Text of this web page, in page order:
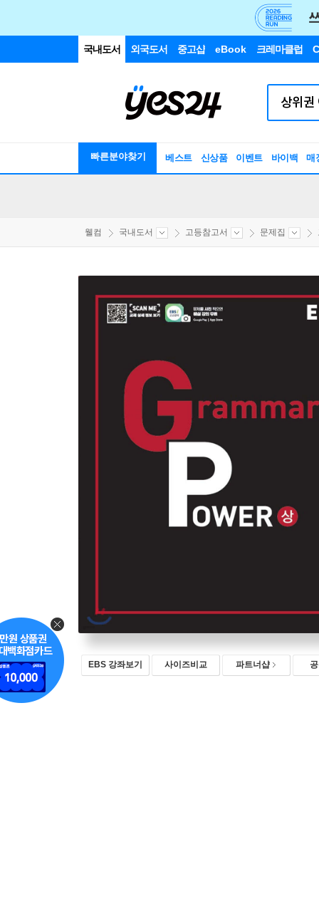
국내도서 외국도서 중고샵 eBook 크레마클럽
빠른분야찾기 베스트 신상품 이벤트 바이백 매
웰컴 국내도서 고등참고서 문제집
EBS 강좌보기 사이즈비교 파트너샵